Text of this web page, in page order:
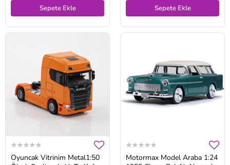
Sepete Ekle Sepete Ekle
Oyuncak Vitrinim Metal1:50
Motormax Model Araba 1:24